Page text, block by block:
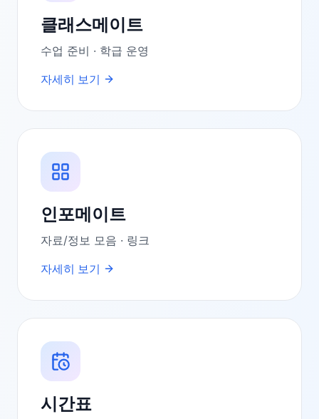
클래스메이트
수업 준비 · 학급 운영
자세히 보기
인포메이트
자료/정보 모음 · 링크
자세히 보기
시간표